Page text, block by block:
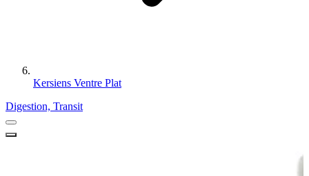
Kersiens Ventre Plat
Digestion, Transit